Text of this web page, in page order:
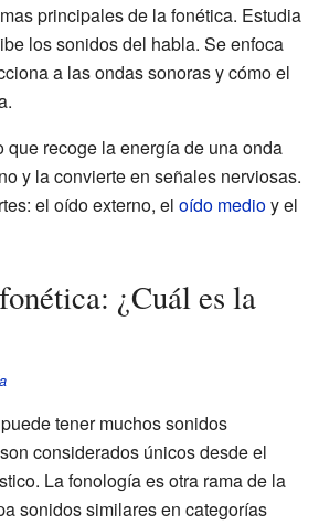
principales de la fonética. Estudia
los sonidos del habla. Se enfoca
a las ondas sonoras y cómo el
que recoge la energía de una onda
y la convierte en señales nerviosas.
el oído externo, el oído medioy el
¿Cuál es la
tener muchos sonidos
considerados únicos desde el
La fonología es otra rama de la
sonidos similares en categorías